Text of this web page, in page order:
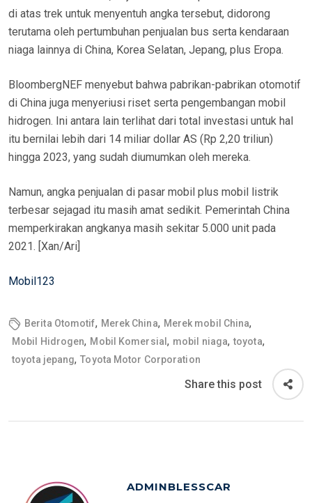
di atas trek untuk menyentuh angka tersebut, didorong
terutama oleh pertumbuhan penjualan bus serta kendaraan
niaga lainnya di China, Korea Selatan, Jepang, plus Eropa.
BloombergNEF menyebut bahwa pabrikan-pabrikan otomotif
di China juga menyeriusi riset serta pengembangan mobil
hidrogen. Ini antara lain terlihat dari total investasi untuk hal
itu bernilai lebih dari 14 miliar dollar AS (Rp 2,20 triliun)
hingga 2023, yang sudah diumumkan oleh mereka.
Namun, angka penjualan di pasar mobil plus mobil listrik
terbesar sejagad itu masih amat sedikit. Pemerintah China
memperkirakan angkanya masih sekitar 5.000 unit pada
2021. [Xan/Ari]
Mobil123
Berita Otomotif, Merek China, Merek mobil China,
Mobil Hidrogen, Mobil Komersial , mobil niaga, toyota,
toyota jepang, Toyota Motor Corporation
Share this post
ADMINBLESSCAR